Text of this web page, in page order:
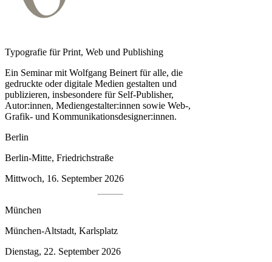
Typografie für Print, Web und Publishing
Ein Seminar mit Wolfgang Beinert für alle, die
gedruckte oder digitale Medien gestalten und
publizieren, insbesondere für Self-Publisher,
Autor:innen, Medien­gestalter:innen sowie Web-,
Grafik- und Kommunikationsdesigner:innen.
Berlin
Berlin-Mitte, Friedrichstraße
Mittwoch, 16. September 2026
München
München-Altstadt, Karlsplatz
Dienstag, 22. September 2026